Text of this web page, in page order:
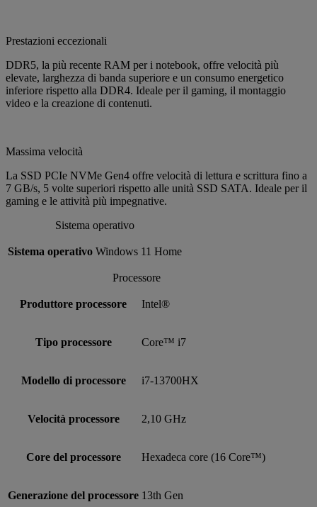
Prestazioni eccezionali
DDR5, la più recente RAM per i notebook, offre velocità più
elevate, larghezza di banda superiore e un consumo energetico
inferiore rispetto alla DDR4. Ideale per il gaming, il montaggio
video e la creazione di contenuti.
Massima velocità
La SSD PCIe NVMe Gen4 offre velocità di lettura e scrittura fino a
7 GB/s, 5 volte superiori rispetto alle unità SSD SATA. Ideale per il
gaming e le attività più impegnative.
Sistema operativo
Sistema operativo Windows 11 Home
Processore
Produttore processore Intel®
Tipo processore Core™ i7
Modello di processore i7-13700HX
Velocità processore 2,10 GHz
Core del processore Hexadeca core (16 Core™)
Generazione del processore 13th Gen